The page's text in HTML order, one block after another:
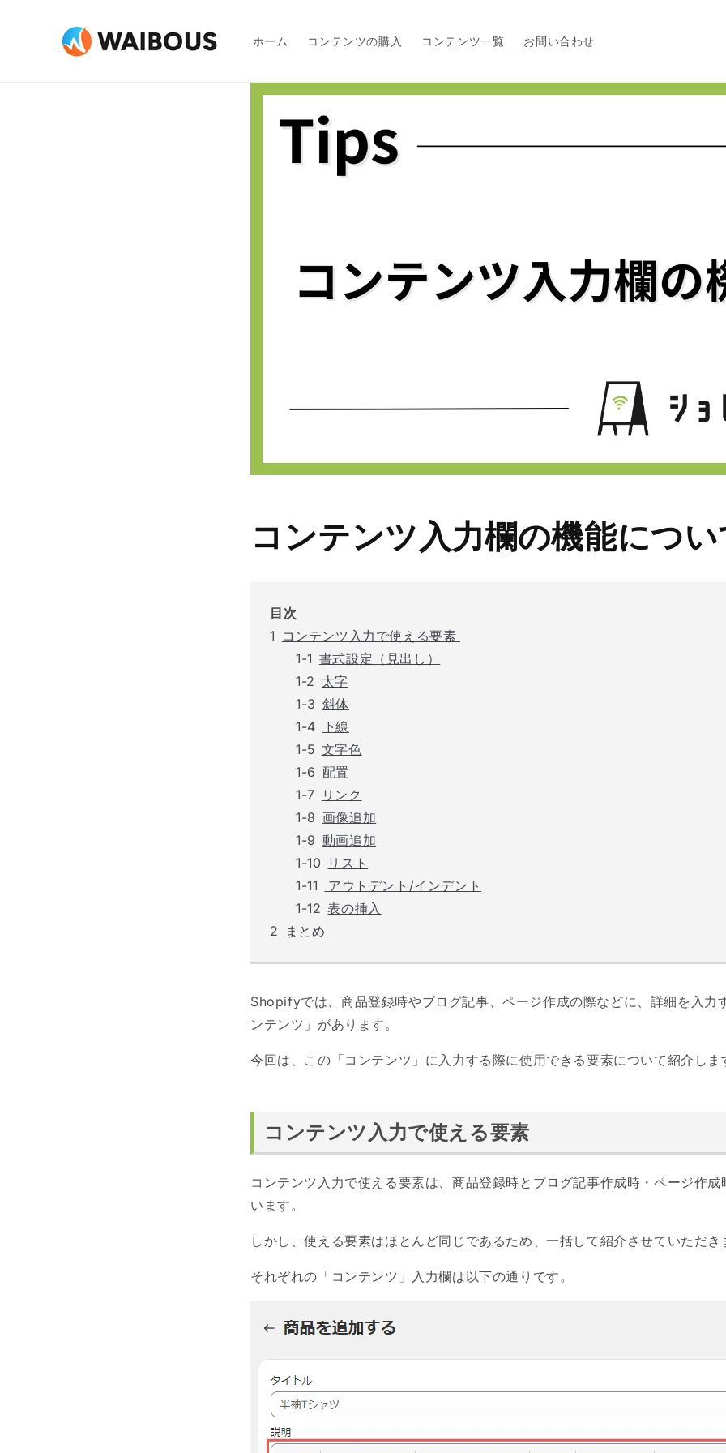
ホーム コンテンツの購入 コンテンツ一覧 お問い合わせ
コンテンツ入力欄の機能につ
目次
コンテンツ入力で使える要素
書式設定（見出し）
太字
斜体
下線
文字色
配置
リンク
画像追加
動画追加
リスト
アウトデント/インデント
表の挿入
まとめ
Shopifyでは、商品登録時やブログ記事、ページ作成の際などに、詳細を入力
ンテンツ」があります。
今回は、この「コンテンツ」に入力する際に使用できる要素について紹介しま
コンテンツ入力で使える要素
コンテンツ入力で使える要素は、商品登録時とブログ記事作成時・ページ作
います。
しかし、使える要素はほとんど同じであるため、一括して紹介させていただき
それぞれの「コンテンツ」入力欄は以下の通りです。